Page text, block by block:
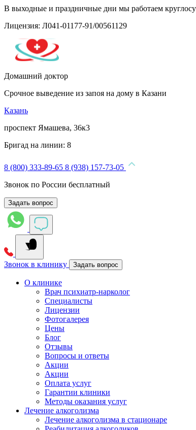
В выходные и праздничные дни мы работаем
Лицензия: Л041-01177-91/00561129
Домашний доктор
Срочное выведение из запоя на дому в Казани
Казань
проспект Ямашева, 36к3
Бригад на линии: 8
8 (800) 333-89-65 8 (938) 157-73-05
Звонок по России бесплатный
Задать вопрос
Звонок в клинику Задать вопрос
О клинике
Врач психиатр-нарколог
Специалисты
Лицензии
Фотогалерея
Цены
Блог
Отзывы
Вопросы и ответы
Акции
Акции
Оплата услуг
Гарантии клиники
Методы оказания услуг
Лечение алкоголизма
Лечение алкоголизма в стационаре